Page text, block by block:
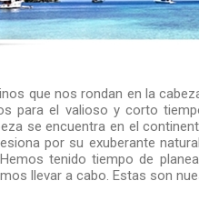
que nos rondan en la
para el valioso y corto
se encuentra en el
por su exuberante
tenido tiempo de
llevar a cabo. Estas son